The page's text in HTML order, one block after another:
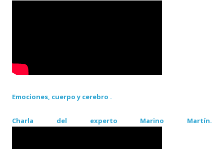
Emociones, cuerpo y cerebro .
Charla del experto Marino Martín.